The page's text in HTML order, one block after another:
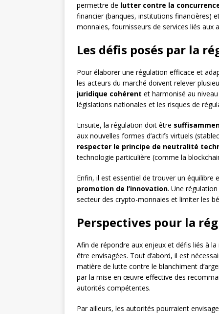
permettre de lutter contre la
financier (banques, institutions financières)
monnaies, fournisseurs de services liés aux
Les défis posés par la
Pour élaborer une régulation efficace et
les acteurs du marché doivent relever
juridique cohérent et harmonisé au
législations nationales et les risques de
Ensuite, la régulation doit être
aux nouvelles formes d’actifs virtuels
respecter le principe de neutralité
technologie particulière (comme la
Enfin, il est essentiel de trouver un
promotion de l’innovation. Une
secteur des crypto-monnaies et limiter les
Perspectives pour la
Afin de répondre aux enjeux et défis liés à
être envisagées. Tout d’abord, il est
matière de lutte contre le blanchiment
par la mise en œuvre effective des
autorités compétentes.
Par ailleurs, les autorités pourraient